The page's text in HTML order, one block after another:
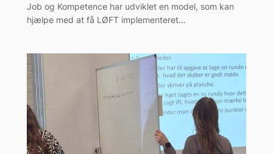
Job og Kompetence har udviklet en model, som kan
hjælpe med at få LØFT implementeret…